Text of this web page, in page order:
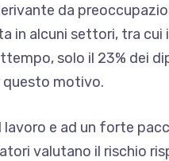
da
in alcuni settori, tra cui
solo il 23% dei
questo motivo.
lavoro e ad un forte
valutano il rischio